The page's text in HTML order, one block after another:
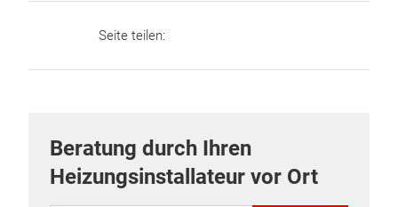
Seite teilen:
Beratung durch Ihren
Heizungsinstallateur vor Ort